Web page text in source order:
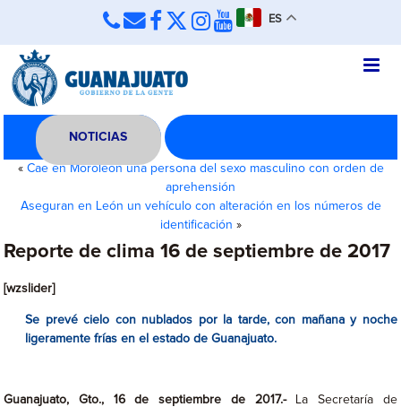
ES
NOTICIAS
« Cae en Moroleón una persona del sexo masculino con orden de
aprehensión
Aseguran en León un vehículo con alteración en los números de
identificación »
Reporte de clima 16 de septiembre de 2017
[wzslider]
Se prevé cielo con nublados por la tarde, con mañana y noche
ligeramente frías en el estado de Guanajuato.
Guanajuato, Gto., 16 de septiembre de 2017.-
La Secretaría de